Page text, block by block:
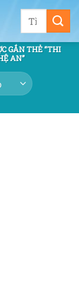
Tìm
GẮN THẺ “THI
AN”